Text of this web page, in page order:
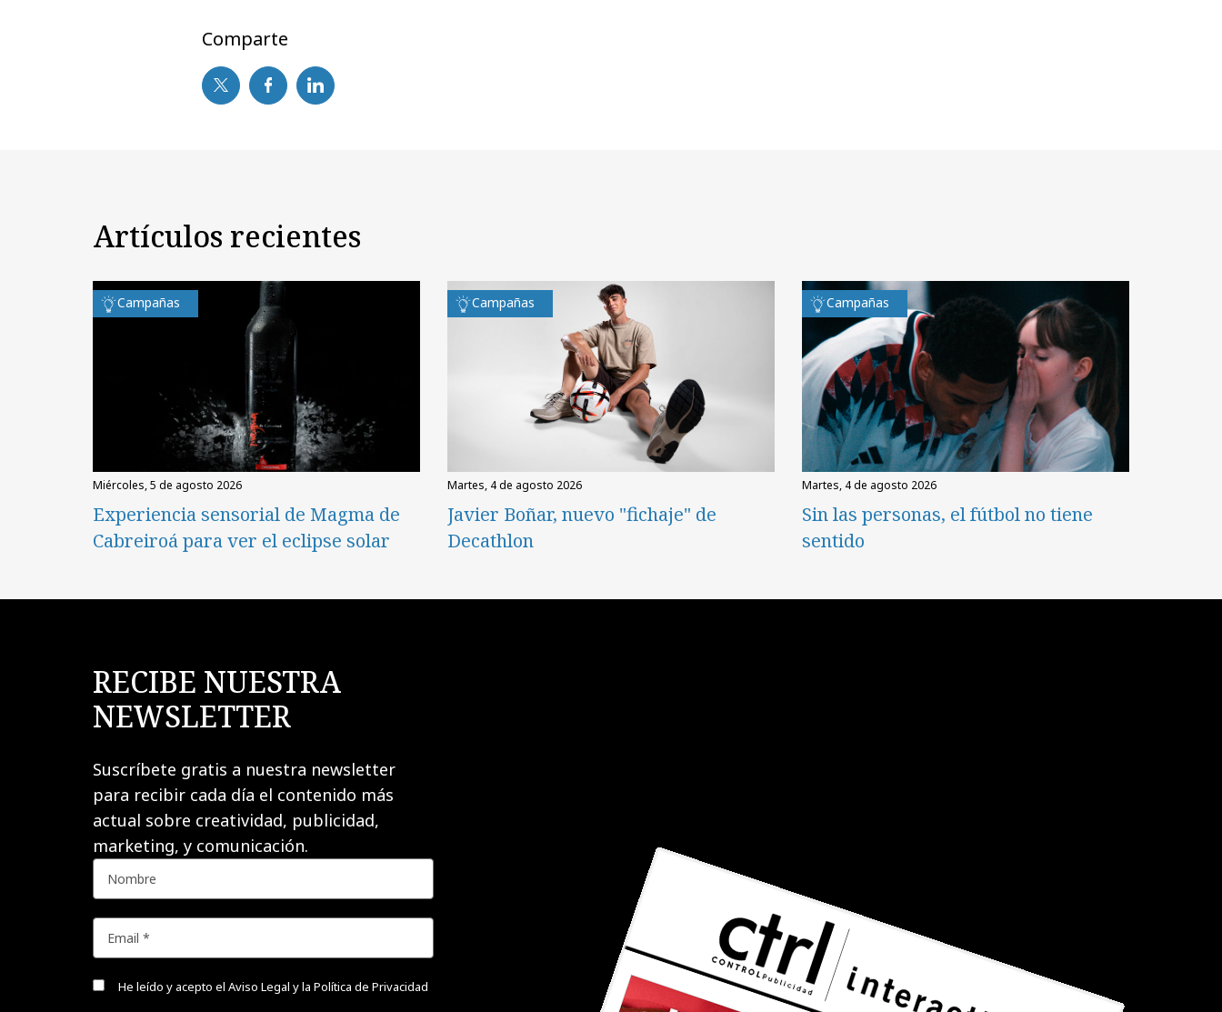
Comparte
Artículos recientes
Campañas
miércoles, 5 de agosto 2026
Experiencia sensorial de Magma de
Cabreiroá para ver el eclipse solar
Campañas
martes, 4 de agosto 2026
Javier Boñar, nuevo "fichaje" de
Decathlon
Campañas
martes, 4 de agosto 2026
Sin las personas, el fútbol no tiene
sentido
RECIBE NUESTRA
NEWSLETTER
Suscríbete gratis a nuestra newsletter
para recibir cada día el contenido más
actual sobre creatividad, publicidad,
marketing, y comunicación.
He leído y acepto el Aviso Legal y la Política de Privacidad